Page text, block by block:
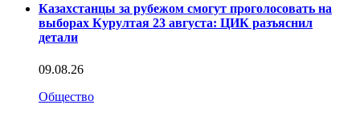
Казахстанцы за рубежом смогут проголосовать на
выборах Курултая 23 августа: ЦИК разъяснил
детали
09.08.26
Общество